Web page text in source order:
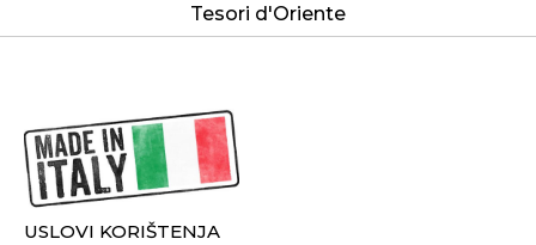
Tesori d'Oriente
USLOVI KORIŠTENJA